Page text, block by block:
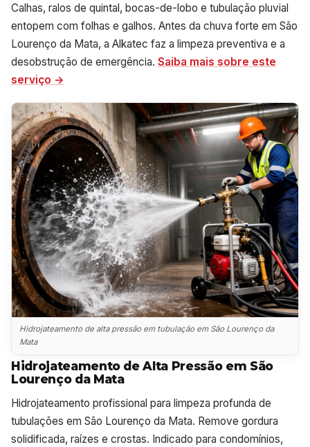
Calhas, ralos de quintal, bocas-de-lobo e tubulação pluvial
entopem com folhas e galhos. Antes da chuva forte em São
Lourenço da Mata, a Alkatec faz a limpeza preventiva e a
desobstrução de emergência. Saiba mais sobre este
serviço →
Hidrojateamento de alta pressão em tubulação em São Lourenço da
Mata
Hidrojateamento de Alta Pressão em São
Lourenço da Mata
Hidrojateamento profissional para limpeza profunda de
tubulações em São Lourenço da Mata. Remove gordura
solidificada, raízes e crostas. Indicado para condomínios,